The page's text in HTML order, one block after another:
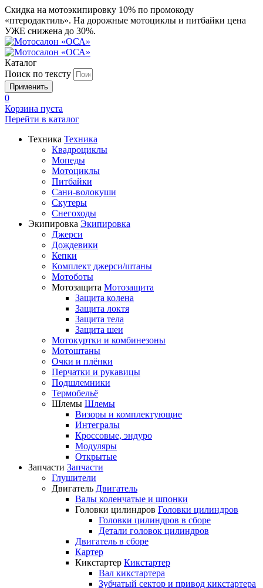
Скидка на мотоэкипировку 10% по промокоду
«птеродактиль». На дорожные мотоциклы и питбайки цена
УЖЕ снижена до 30%.
Каталог
Поиск по тексту
0
Корзина пуста
Перейти в каталог
Техника Техника
Квадроциклы
Мопеды
Мотоциклы
Питбайки
Сани-волокуши
Скутеры
Снегоходы
Экипировка Экипировка
Джерси
Дождевики
Кепки
Комплект джерси/штаны
Мотоботы
Мотозащита Мотозащита
Защита колена
Защита локтя
Защита тела
Защита шеи
Мотокуртки и комбинезоны
Мотоштаны
Очки и плёнки
Перчатки и рукавицы
Подшлемники
Термобельё
Шлемы Шлемы
Визоры и комплектующие
Интегралы
Кроссовые, эндуро
Модуляры
Открытые
Запчасти Запчасти
Глушители
Двигатель Двигатель
Валы коленчатые и шпонки
Головки цилиндров Головки цилиндров
Головки цилиндров в сборе
Детали головок цилиндров
Двигатель в сборе
Картер
Кикстартер Кикстартер
Вал кикстартера
Зубчатый сектор и привод кикстартера